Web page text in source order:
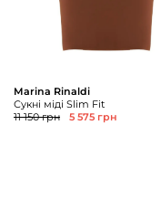
Marina Rinaldi
Сукні міді Slim Fit
11 150 грн
5 575 грн